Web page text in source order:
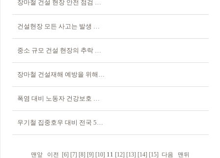
장마철 건설 현장 안전 점검 결과, 절반 이상이 형사 처벌 대상
건설현장 모든 사고는 발생 즉시 국토부에 알려야…7월 1일부터
중소 규모 건설 현장의 추락 방지 조치 여전히 불량
장마철 건설재해 예방을 위해 안전 수칙을 지키며 철저히 대비해야
폭염 대비 노동자 건강보호 대책 시행
우기철 집중호우 대비 전국 595개 건설현장 일제점검
맨앞 이전 [6] [7] [8] [9] [10] 11 [12] [13] [14] [15] 다음 맨뒤